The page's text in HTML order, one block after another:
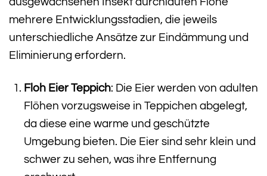
mehrere Entwicklungsstadien, die jeweils
unterschiedliche Ansätze zur Eindämmung und
Eliminierung erfordern.
Floh Eier Teppich: Die Eier werden von adulten
Flöhen vorzugsweise in Teppichen abgelegt,
da diese eine warme und geschützte
Umgebung bieten. Die Eier sind sehr klein und
schwer zu sehen, was ihre Entfernung